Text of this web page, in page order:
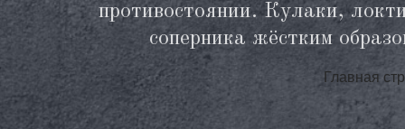
противостоянии. Кулаки,
соперника жёстким
Главная